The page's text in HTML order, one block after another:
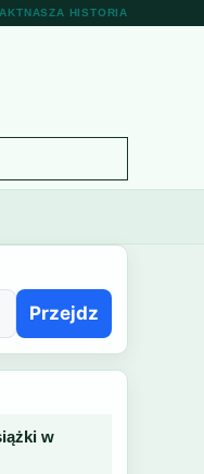
NASZA HISTORIA
Przejdz
w